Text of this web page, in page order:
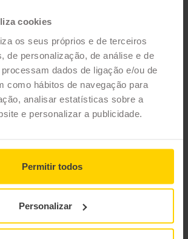
cookies
os seus próprios e de terceiros
de personalização, de análise e de
dados de ligação e/ou de
como hábitos de navegação para
analisar estatísticas sobre a
e personalizar a publicidade.
Permitir todos
Personalizar
MICHELIN
ENERGY SAVER
Verão